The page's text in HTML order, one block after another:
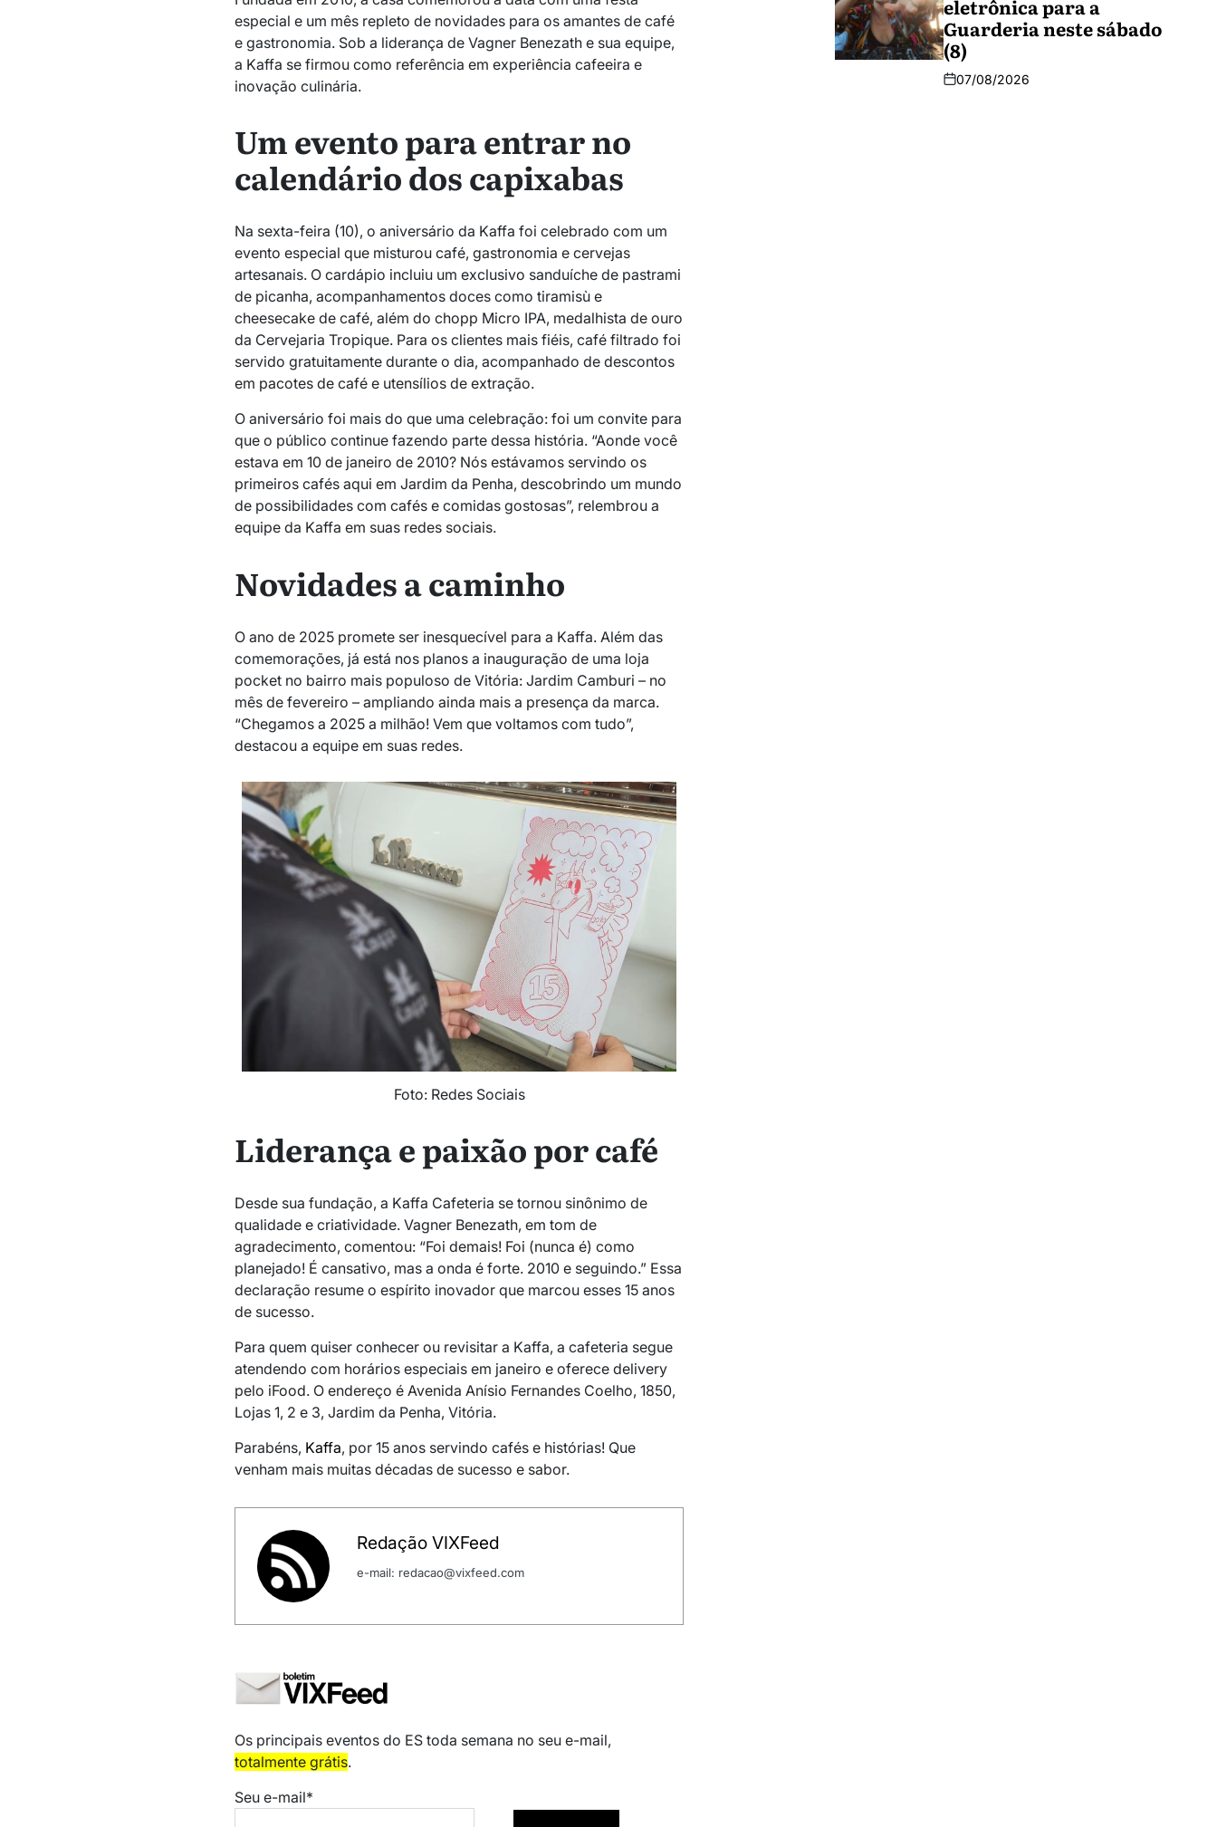
especial e um mês repleto de novidades para os amantes de café
e gastronomia. Sob a liderança de Vagner Benezath e sua equipe,
a Kaffa se firmou como referência em experiência cafeeira e
inovação culinária.
Um evento para entrar no
calendário dos capixabas
Na sexta-feira (10), o aniversário da Kaffa foi celebrado com um
evento especial que misturou café, gastronomia e cervejas
artesanais. O cardápio incluiu um exclusivo sanduíche de pastrami
de picanha, acompanhamentos doces como tiramisù e
cheesecake de café, além do chopp Micro IPA, medalhista de ouro
da Cervejaria Tropique. Para os clientes mais fiéis, café filtrado foi
servido gratuitamente durante o dia, acompanhado de descontos
em pacotes de café e utensílios de extração.
O aniversário foi mais do que uma celebração: foi um convite para
que o público continue fazendo parte dessa história. “Aonde você
estava em 10 de janeiro de 2010? Nós estávamos servindo os
primeiros cafés aqui em Jardim da Penha, descobrindo um mundo
de possibilidades com cafés e comidas gostosas”, relembrou a
equipe da Kaffa em suas redes sociais.
Novidades a caminho
O ano de 2025 promete ser inesquecível para a Kaffa. Além das
comemorações, já está nos planos a inauguração de uma loja
pocket no bairro mais populoso de Vitória: Jardim Camburi – no
mês de fevereiro – ampliando ainda mais a presença da marca.
“Chegamos a 2025 a milhão! Vem que voltamos com tudo”,
destacou a equipe em suas redes.
Foto: Redes Sociais
Liderança e paixão por café
Desde sua fundação, a Kaffa Cafeteria se tornou sinônimo de
qualidade e criatividade. Vagner Benezath, em tom de
agradecimento, comentou: “Foi demais! Foi (nunca é) como
planejado! É cansativo, mas a onda é forte. 2010 e seguindo.” Essa
declaração resume o espírito inovador que marcou esses 15 anos
de sucesso.
Para quem quiser conhecer ou revisitar a Kaffa, a cafeteria segue
atendendo com horários especiais em janeiro e oferece delivery
pelo iFood. O endereço é Avenida Anísio Fernandes Coelho, 1850,
Lojas 1, 2 e 3, Jardim da Penha, Vitória.
Parabéns, Kaffa, por 15 anos servindo cafés e histórias! Que
venham mais muitas décadas de sucesso e sabor.
Redação VIXFeed
e-mail: redacao@vixfeed.com
Os principais eventos do ES toda semana no seu e-mail,
totalmente grátis.
Seu e-mail*
eletrônica para a
Guarderia neste sábado
(8)
07/08/2026